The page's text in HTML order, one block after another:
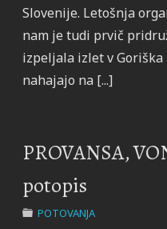
Slovenije. Letošnja
nam je tudi prvič
izpeljala izlet v Goriška
nahajajo na [...]
PROVANSA,
potopis
POTOVANJA